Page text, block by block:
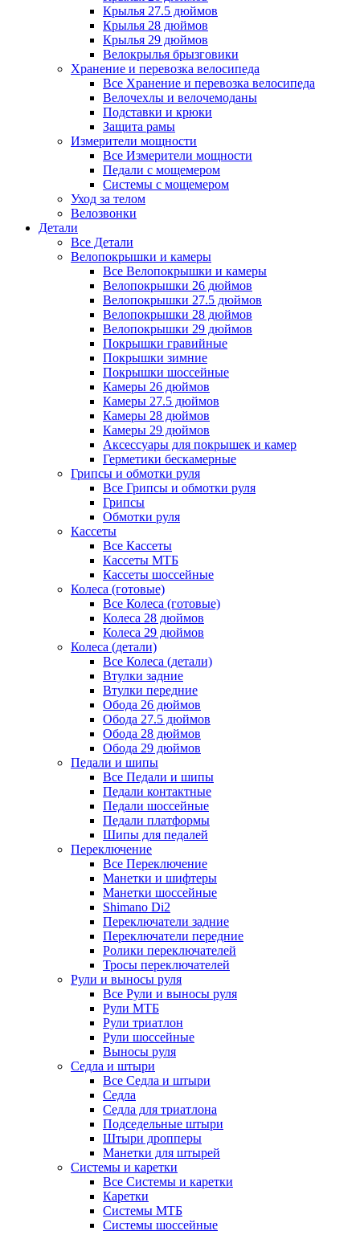
Крылья 27.5 дюймов
Крылья 28 дюймов
Крылья 29 дюймов
Велокрылья брызговики
Хранение и перевозка велосипеда
Все Хранение и перевозка велосипеда
Велочехлы и велочемоданы
Подставки и крюки
Защита рамы
Измерители мощности
Все Измерители мощности
Педали с мощемером
Системы с мощемером
Уход за телом
Велозвонки
Детали
Все Детали
Велопокрышки и камеры
Все Велопокрышки и камеры
Велопокрышки 26 дюймов
Велопокрышки 27.5 дюймов
Велопокрышки 28 дюймов
Велопокрышки 29 дюймов
Покрышки гравийные
Покрышки зимние
Покрышки шоссейные
Камеры 26 дюймов
Камеры 27.5 дюймов
Камеры 28 дюймов
Камеры 29 дюймов
Аксессуары для покрышек и камер
Герметики бескамерные
Грипсы и обмотки руля
Все Грипсы и обмотки руля
Грипсы
Обмотки руля
Кассеты
Все Кассеты
Кассеты МТБ
Кассеты шоссейные
Колеса (готовые)
Все Колеса (готовые)
Колеса 28 дюймов
Колеса 29 дюймов
Колеса (детали)
Все Колеса (детали)
Втулки задние
Втулки передние
Обода 26 дюймов
Обода 27.5 дюймов
Обода 28 дюймов
Обода 29 дюймов
Педали и шипы
Все Педали и шипы
Педали контактные
Педали шоссейные
Педали платформы
Шипы для педалей
Переключение
Все Переключение
Манетки и шифтеры
Манетки шоссейные
Shimano Di2
Переключатели задние
Переключатели передние
Ролики переключателей
Тросы переключателей
Рули и выносы руля
Все Рули и выносы руля
Рули МТБ
Рули триатлон
Рули шоссейные
Выносы руля
Седла и штыри
Все Седла и штыри
Седла
Седла для триатлона
Подседельные штыри
Штыри дропперы
Манетки для штырей
Системы и каретки
Все Системы и каретки
Каретки
Системы МТБ
Системы шоссейные